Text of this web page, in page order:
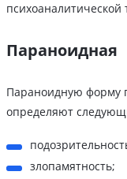
психоаналитической
Параноидная
Параноидную форму
определяют
злопамятность;